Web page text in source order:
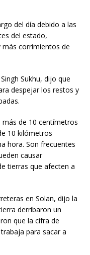
del día debido a las
del estado,
corrimientos de
Sukhu, dijo que
despejar los restos y
de 10 centímetros
10 kilómetros
hora. Son frecuentes
causar
tierras que afecten a
en Solan, dijo la
derribaron un
que la cifra de
para sacar a